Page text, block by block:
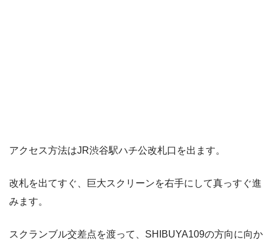
アクセス方法はJR渋谷駅ハチ公改札口を出ます。
改札を出てすぐ、巨大スクリーンを右手にして真っすぐ進
みます。
スクランブル交差点を渡って、SHIBUYA109の方向に向か